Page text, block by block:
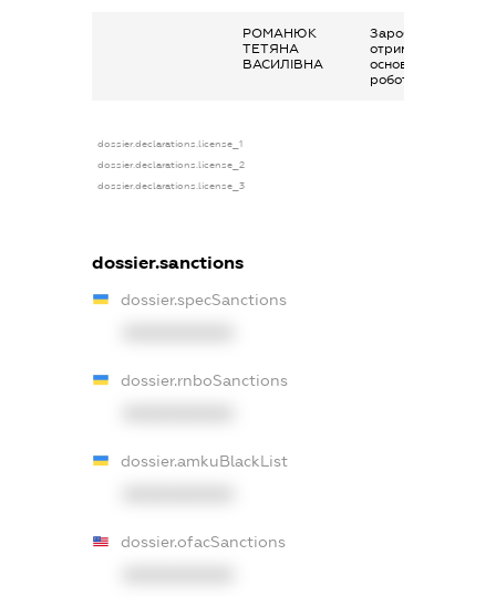
РОМАНЮК
ТЕТЯНА
ВАСИЛІВНА
Заробітна плата
отримана за
основним місцем
роботи
dossier.declarations.license_1
dossier.declarations.license_2
dossier.declarations.license_3
dossier.sanctions
dossier.specSanctions
dossier.rnboSanctions
dossier.amkuBlackList
dossier.ofacSanctions